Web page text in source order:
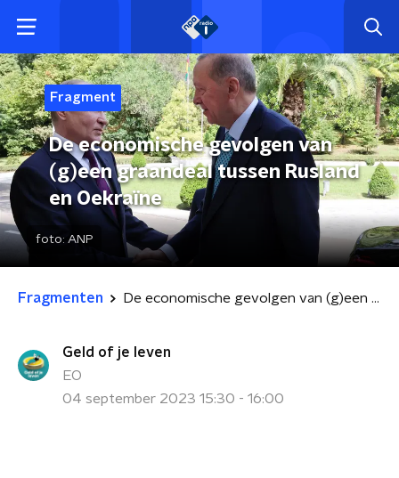
Fragment
De economische gevolgen van
(g)een graandeal tussen Rusland
en Oekraïne
foto: ANP
Fragmenten De economische gevolgen van (g)een graandeal tussen Rusland en Oekraïne
Geld of je leven
EO
04 september 2023 15:30 - 16:00